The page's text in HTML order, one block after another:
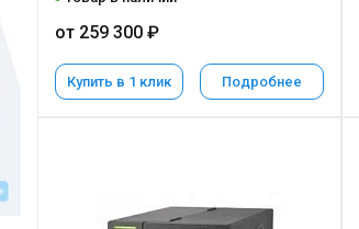
от 259 300 ₽
Купить в 1 клик Подробнее